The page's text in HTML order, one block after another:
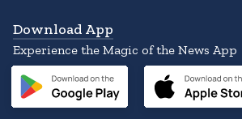
Download App
Experience the Magic of the News App